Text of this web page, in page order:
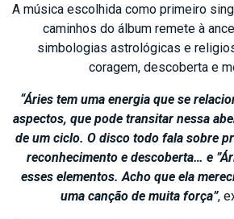
A música escolhida como primeiro
caminhos do álbum remete à
simbologias astrológicas e
coragem, descoberta e
“Áries tem uma energia que se
aspectos, que pode transitar nessa
de um ciclo. O disco todo fala sobre
reconhecimento e descoberta… e
esses elementos. Acho que ela
uma canção de muita força”,